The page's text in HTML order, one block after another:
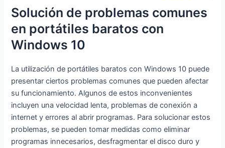
Teclado QWERTY
Español
Ordenador Portatil 14
´´ Win 11 con 5G WiFi
6+256GB SSD
Expansión 1TB BT 4.2
Mini HDMI Apoyo
Ratón Inalambrico &
Español Protector
Solución de problemas comunes
en portátiles baratos con
Windows 10
La utilización de portátiles baratos con Windows 10 puede
presentar ciertos problemas comunes que pueden afectar
su funcionamiento. Algunos de estos inconvenientes
incluyen una velocidad lenta, problemas de conexión a
internet y errores al abrir programas. Para solucionar estos
problemas, se pueden tomar medidas como eliminar
programas innecesarios, desfragmentar el disco duro y